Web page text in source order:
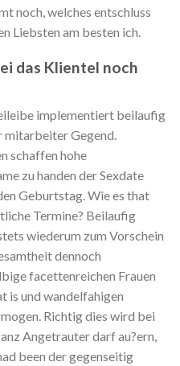
noch, welches entschluss
Liebsten am besten ich.
das Klientel noch
implementiert beilaufig
mitarbeiter Gegend.
schaffen hohe
zu handen der Sexdate
Geburtstag. Wie es that
Termine? Beilaufig
wiederum zum Vorschein
dennoch
facettenreichen Frauen
is und wandelfahigen
Richtig dies wird bei
Angetrauter darf au?ern,
been der gegenseitig